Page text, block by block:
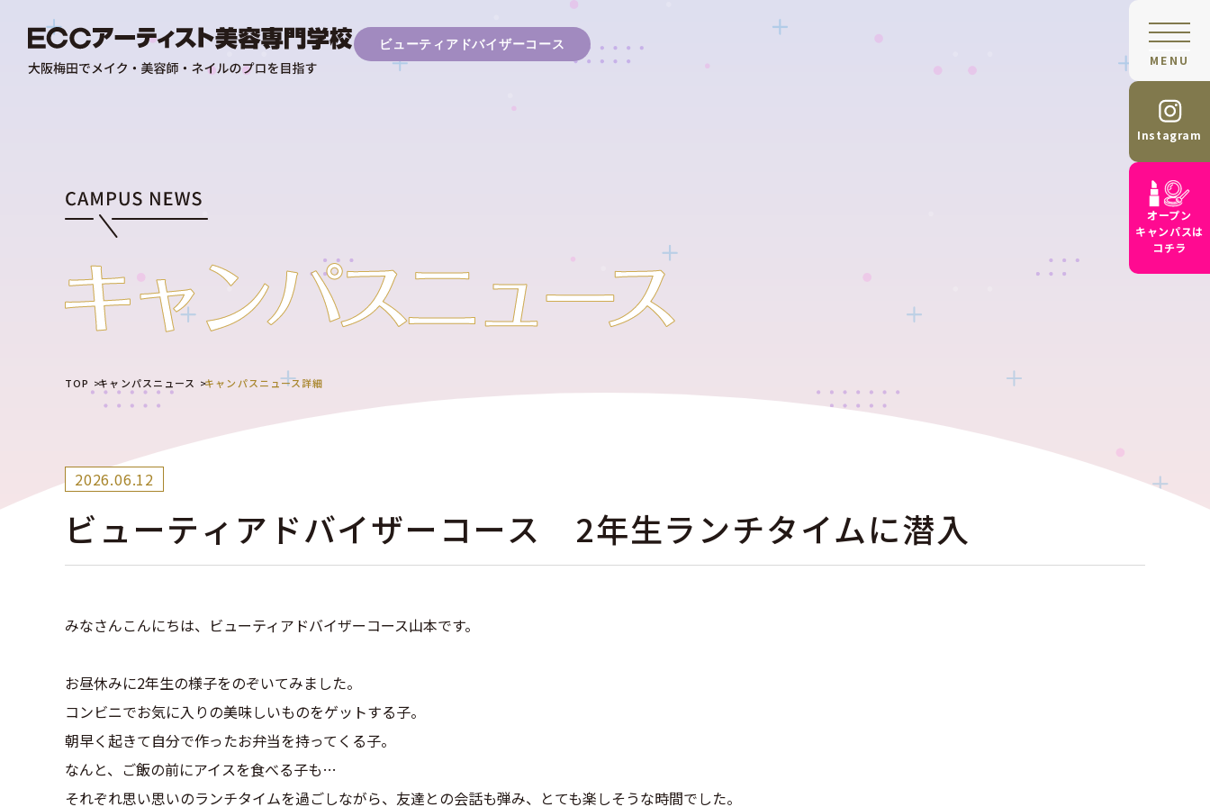
ビューティアドバイザーコース
MENU
Instagram
オープン
キャンパスは
コチラ
TOP キャンパスニュース キャンパスニュース詳細
2026.06.12
ビューティアドバイザーコース 2年生ランチタイムに潜入
みなさんこんにちは、ビューティアドバイザーコース山本です。
お昼休みに2年生の様子をのぞいてみました。
コンビニでお気に入りの美味しいものをゲットする子。
朝早く起きて自分で作ったお弁当を持ってくる子。
なんと、ご飯の前にアイスを食べる子も…
それぞれ思い思いのランチタイムを過ごしながら、友達との会話も弾み、とても楽しそうな時間でした。